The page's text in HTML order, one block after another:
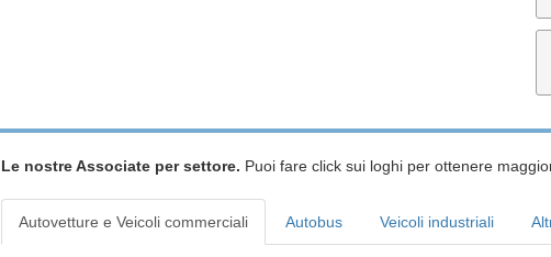
Le nostre Associate per settore. Puoi fare click sui loghi per ottenere
Autovetture e Veicoli commerciali Autobus Veicoli industriali